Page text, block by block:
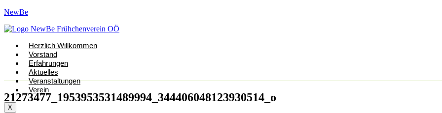
NewBe
Herzlich Willkommen
Vorstand
Erfahrungen
Aktuelles
Veranstaltungen
Verein
X
21273477_1953953531489994_344406048123930514_o